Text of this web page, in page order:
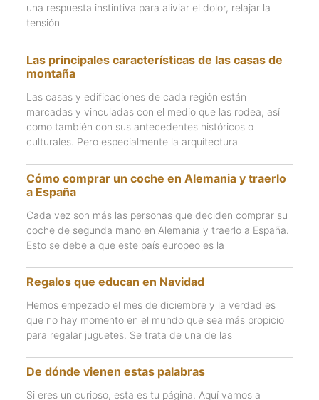
una respuesta instintiva para aliviar el dolor, relajar la
tensión
Las principales características de las casas de
montaña
Las casas y edificaciones de cada región están
marcadas y vinculadas con el medio que las rodea, así
como también con sus antecedentes históricos o
culturales. Pero especialmente la arquitectura
Cómo comprar un coche en Alemania y traerlo
a España
Cada vez son más las personas que deciden comprar su
coche de segunda mano en Alemania y traerlo a España.
Esto se debe a que este país europeo es la
Regalos que educan en Navidad
Hemos empezado el mes de diciembre y la verdad es
que no hay momento en el mundo que sea más propicio
para regalar juguetes. Se trata de una de las
De dónde vienen estas palabras
Si eres un curioso, esta es tu página. Aquí vamos a